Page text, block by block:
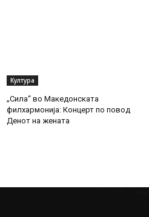
Култура
„Сила“ во Македонската
филхармонија: Концерт по повод
Денот на жената